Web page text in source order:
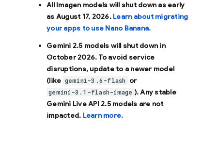
All Imagen models will shut down as early
as August 17, 2026. Learn about migrating
your apps to use Nano Banana.
Gemini 2.5 models will shut down in
October 2026. To avoid service
disruptions, update to a newer model
(like gemini-3.6-flash or
gemini-3.1-flash-image ). Any stable
Gemini Live API 2.5 models are not
impacted. Learn more.